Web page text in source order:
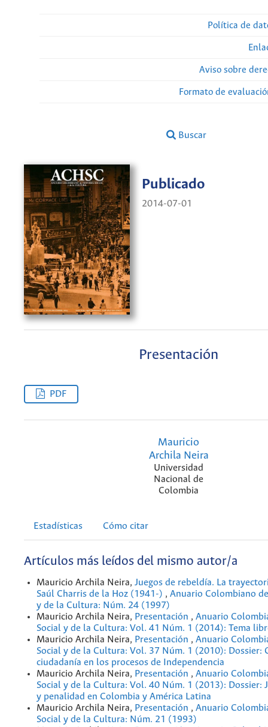
Política de
Aviso sobre
Formato de
Buscar
Publicado
2014-07-01
Presentación
PDF
Mauricio
Archila Neira
Universidad
Nacional de
Colombia
Estadísticas Cómo citar
Artículos más leídos del mismo autor/a
Mauricio Archila Neira, Juegos de rebeldía. La
Saúl Charris de la Hoz (1941-) , Anuario Colombiano
y de la Cultura: Núm. 24 (1997)
Mauricio Archila Neira, Presentación , Anuario
Social y de la Cultura: Vol. 41 Núm. 1 (2014): Tema
Mauricio Archila Neira, Presentación , Anuario
Social y de la Cultura: Vol. 37 Núm. 1 (2010): Dossier:
ciudadanía en los procesos de Independencia
Mauricio Archila Neira, Presentación , Anuario
Social y de la Cultura: Vol. 40 Núm. 1 (2013): Dossier:
y penalidad en Colombia y América Latina
Mauricio Archila Neira, Presentación , Anuario
Social y de la Cultura: Núm. 21 (1993)